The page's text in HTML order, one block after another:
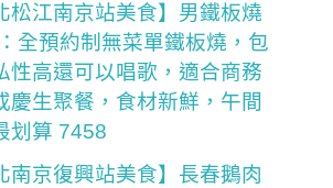
松江南京站美食】男鐵板燒
全預約制無菜單鐵板燒，包
性高還可以唱歌，適合商務
慶生聚餐，食材新鮮，午間
划算 7458
南京復興站美食】長春鵝肉